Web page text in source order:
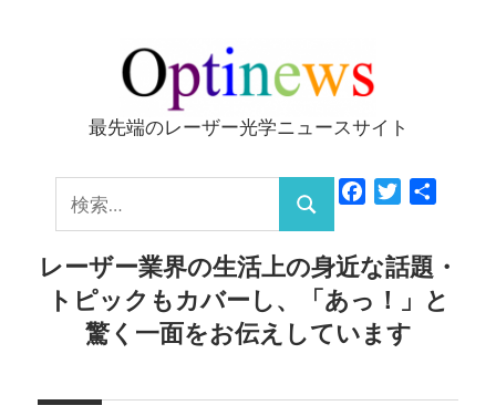
ッ
Optinews
最先端のレーザー光学ニュースサイト
索:
検
FacebookTwitter
レーザー業界の生活上の身近な話題・
トピックもカバーし、「あっ！」と
驚く一面をお伝えしています